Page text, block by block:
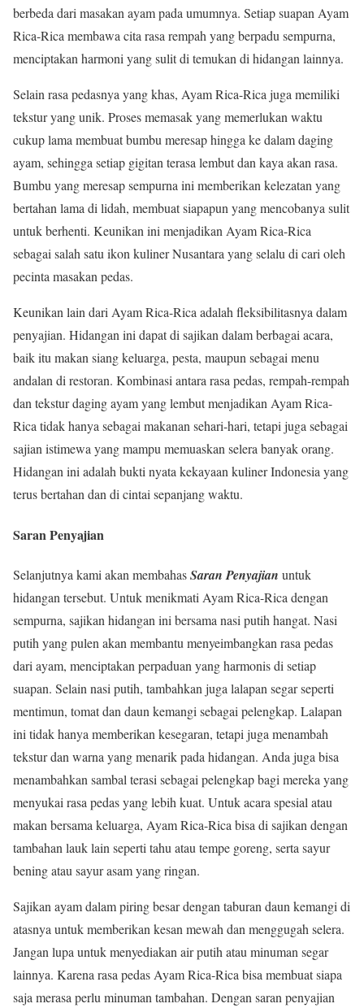
berbeda dari masakan ayam pada umumnya. Setiap suapan Ayam
Rica-Rica membawa cita rasa rempah yang berpadu sempurna,
menciptakan harmoni yang sulit di temukan di hidangan lainnya.
Selain rasa pedasnya yang khas, Ayam Rica-Rica juga memiliki
tekstur yang unik. Proses memasak yang memerlukan waktu
cukup lama membuat bumbu meresap hingga ke dalam daging
ayam, sehingga setiap gigitan terasa lembut dan kaya akan rasa.
Bumbu yang meresap sempurna ini memberikan kelezatan yang
bertahan lama di lidah, membuat siapapun yang mencobanya sulit
untuk berhenti. Keunikan ini menjadikan Ayam Rica-Rica
sebagai salah satu ikon kuliner Nusantara yang selalu di cari oleh
pecinta masakan pedas.
Keunikan lain dari Ayam Rica-Rica adalah fleksibilitasnya dalam
penyajian. Hidangan ini dapat di sajikan dalam berbagai acara,
baik itu makan siang keluarga, pesta, maupun sebagai menu
andalan di restoran. Kombinasi antara rasa pedas, rempah-rempah
dan tekstur daging ayam yang lembut menjadikan Ayam Rica-
Rica tidak hanya sebagai makanan sehari-hari, tetapi juga sebagai
sajian istimewa yang mampu memuaskan selera banyak orang.
Hidangan ini adalah bukti nyata kekayaan kuliner Indonesia yang
terus bertahan dan di cintai sepanjang waktu.
Saran Penyajian
Selanjutnya kami akan membahasSaran Penyajian untuk
hidangan tersebut. Untuk menikmati Ayam Rica-Rica dengan
sempurna, sajikan hidangan ini bersama nasi putih hangat. Nasi
putih yang pulen akan membantu menyeimbangkan rasa pedas
dari ayam, menciptakan perpaduan yang harmonis di setiap
suapan. Selain nasi putih, tambahkan juga lalapan segar seperti
mentimun, tomat dan daun kemangi sebagai pelengkap. Lalapan
ini tidak hanya memberikan kesegaran, tetapi juga menambah
tekstur dan warna yang menarik pada hidangan. Anda juga bisa
menambahkan sambal terasi sebagai pelengkap bagi mereka yang
menyukai rasa pedas yang lebih kuat. Untuk acara spesial atau
makan bersama keluarga, Ayam Rica-Rica bisa di sajikan dengan
tambahan lauk lain seperti tahu atau tempe goreng, serta sayur
bening atau sayur asam yang ringan.
Sajikan ayam dalam piring besar dengan taburan daun kemangi di
atasnya untuk memberikan kesan mewah dan menggugah selera.
Jangan lupa untuk menyediakan air putih atau minuman segar
lainnya. Karena rasa pedas Ayam Rica-Rica bisa membuat siapa
saja merasa perlu minuman tambahan. Dengan saran penyajian